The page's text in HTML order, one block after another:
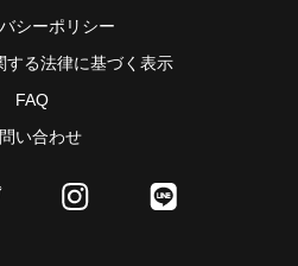
シーポリシー
する法律に基づく表示
FAQ
い合わせ